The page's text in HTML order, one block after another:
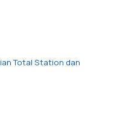
Total Station dan